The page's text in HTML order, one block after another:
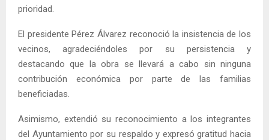
prioridad.
El presidente Pérez Álvarez reconoció la insistencia de los
vecinos, agradeciéndoles por su persistencia y
destacando que la obra se llevará a cabo sin ninguna
contribución económica por parte de las familias
beneficiadas.
Asimismo, extendió su reconocimiento a los integrantes
del Ayuntamiento por su respaldo y expresó gratitud hacia